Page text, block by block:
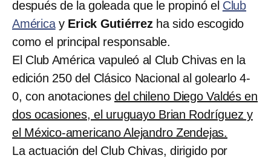
después de la goleada que le propinó el Club
Américay Erick Gutiérrezha sido escogido
como el principal responsable.
El Club América vapuleó al Club Chivas en la
edición 250 del Clásico Nacional al golearlo 4-
0, con anotacionesdel chileno Diego Valdés en
dos ocasiones, el uruguayo Brian Rodríguez y
el México-americano Alejandro Zendejas.
La actuación del Club Chivas, dirigido por